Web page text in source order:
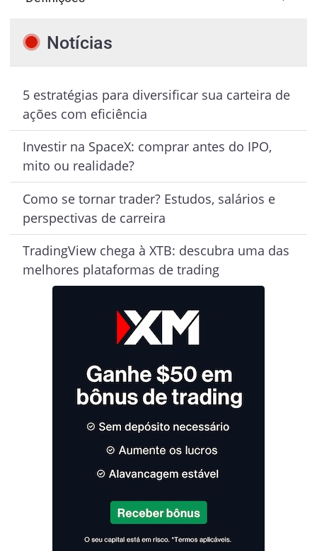
Notícias
5 estratégias para diversificar sua carteira de
ações com eficiência
Investir na SpaceX: comprar antes do IPO,
mito ou realidade?
Como se tornar trader? Estudos, salários e
perspectivas de carreira
TradingView chega à XTB: descubra uma das
melhores plataformas de trading